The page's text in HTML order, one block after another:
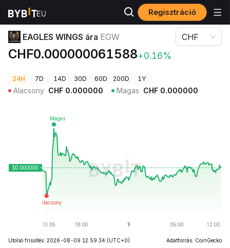
Regisztráció
Kriptovaluta árak EAGLES WINGS ára EGW
EAGLES WINGS ára EGW
CHF0.000000061588+0.16%
CHF
24H 7D 14D 30D 60D 200D 1Y
Alacsony CHF 0.000000 Magas CHF 0.000000
Utolsó frissítés: 2026-08-09 12:59:34 (UTC+0)
Adatforrás: CoinGecko